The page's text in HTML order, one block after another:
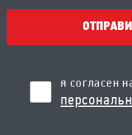
я согласен